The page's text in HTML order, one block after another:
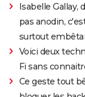
Isabelle Gallay,
pas anodin,
surtout
Voici deux
Fi sans
Ce geste tout